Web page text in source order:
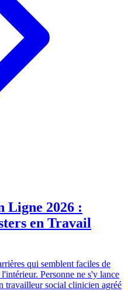
Ligne 2026 :
en Travail
qui semblent faciles de
Personne ne s'y lance
travailleur social clinicien agréé